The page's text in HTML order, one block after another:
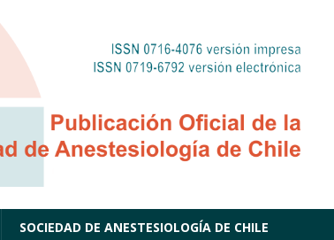
SOCIEDAD DE ANESTESIOLOGÍA DE CHILE